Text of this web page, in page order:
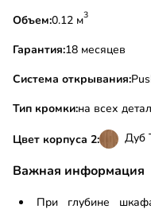
Объем:
0.12 м3
Гарантия:18 месяцев
Система открывания:
Тип кромки:на всех
Цвет корпуса 2: Дуб
Важная информация
При глубине